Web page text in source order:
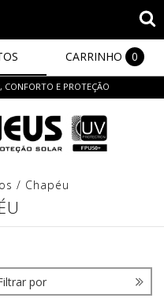
CARRINHO 0
E PROTEÇÃO
/ Chapéu
por